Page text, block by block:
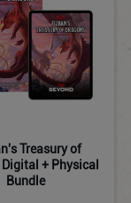
Treasury of
Digital + Physical
Bundle